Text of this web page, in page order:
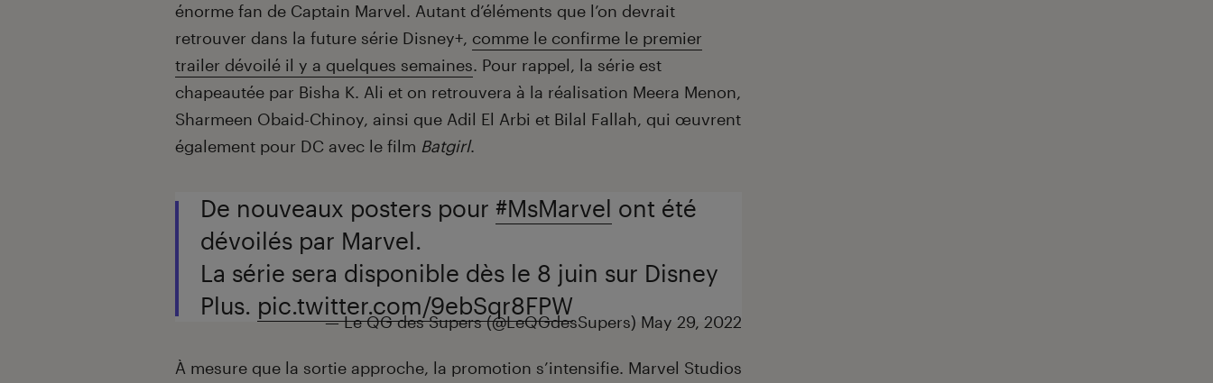
énorme fan de Captain Marvel. Autant d’éléments que l’on devrait
retrouver dans la future série Disney+, comme le confirme le premier
trailer dévoilé il y a quelques semaines. Pour rappel, la série est
chapeautée par Bisha K. Ali et on retrouvera à la réalisation Meera Menon,
Sharmeen Obaid-Chinoy, ainsi que Adil El Arbi et Bilal Fallah, qui œuvrent
également pour DC avec le film Batgirl.
De nouveaux posters pour #MsMarvel ont été
dévoilés par Marvel.
La série sera disponible dès le 8 juin sur Disney
Plus. pic.twitter.com/9ebSqr8FPW
— Le QG des Supers (@LeQGdesSupers) May 29, 2022
À mesure que la sortie approche, la promotion s’intensifie. Marvel Studios